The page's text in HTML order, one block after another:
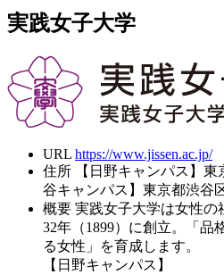
実践女子大学
URL https://www.jissen.ac.jp/
住所
【日野キャンパス】
谷キャンパス】東京都渋谷
概要 実践女子大学は女性の
32年（1899）に創立。「品
る女性」を育成します。
【日野キャンパス】